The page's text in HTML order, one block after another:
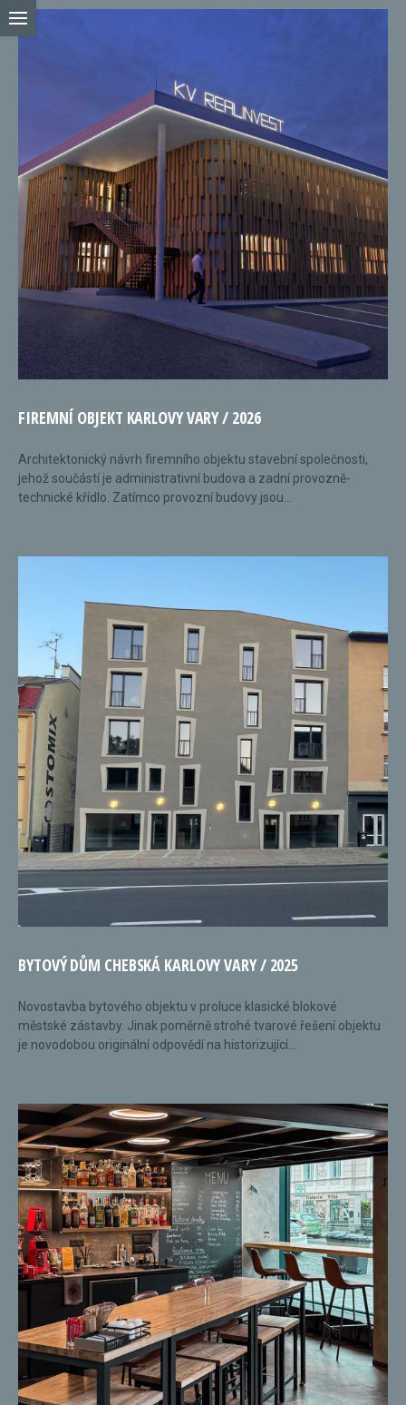
FIREMNÍ OBJEKT KARLOVY VARY / 2026
Architektonický návrh firemního objektu stavební společnosti,
jehož součástí je administrativní budova a zadní provozně-
technické křídlo. Zatímco provozní budovy jsou...
BYTOVÝ DŮM CHEBSKÁ KARLOVY VARY / 2025
Novostavba bytového objektu v proluce klasické blokové
městské zástavby. Jinak poměrně strohé tvarové řešení objektu
je novodobou originální odpovědí na historizující...